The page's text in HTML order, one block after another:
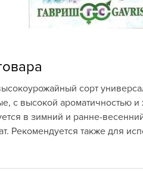
Весна
сорт
с высокой ароматичностью
в зимний и ранне-
Рекомендуется также для